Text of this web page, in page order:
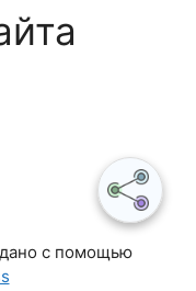
с помощью